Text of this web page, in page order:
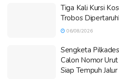
Tiga Kali Kursi
Trobos
06/08/2026
Sengketa
Calon Nomor
Siap Tempuh